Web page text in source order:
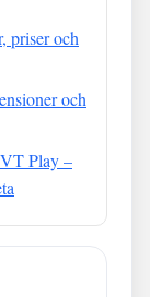
priser och
och
Play –